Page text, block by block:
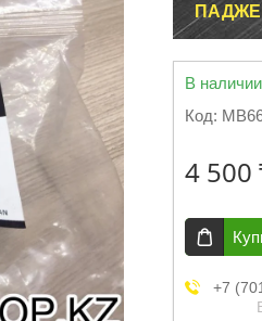
В наличии
Код:
4 500
+7